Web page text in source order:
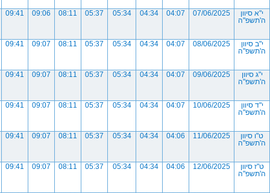
י"א סיוון
ה'תשפ"ה
07/06/2025
04:07
04:34
05:34
05:37
08:11
09:06
09:41
י"ב סיוון
ה'תשפ"ה
08/06/2025
04:07
04:34
05:34
05:37
08:11
09:07
09:41
י"ג סיוון
ה'תשפ"ה
09/06/2025
04:07
04:34
05:34
05:37
08:11
09:07
09:41
י"ד סיוון
ה'תשפ"ה
10/06/2025
04:07
04:34
05:34
05:37
08:11
09:07
09:41
ט"ו סיוון
ה'תשפ"ה
11/06/2025
04:06
04:34
05:34
05:37
08:11
09:07
09:41
ט"ז סיוון
ה'תשפ"ה
12/06/2025
04:06
04:34
05:34
05:37
08:11
09:07
09:41